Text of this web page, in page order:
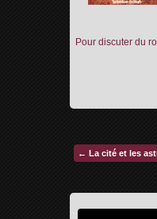
Pour discuter du
← La cité et les